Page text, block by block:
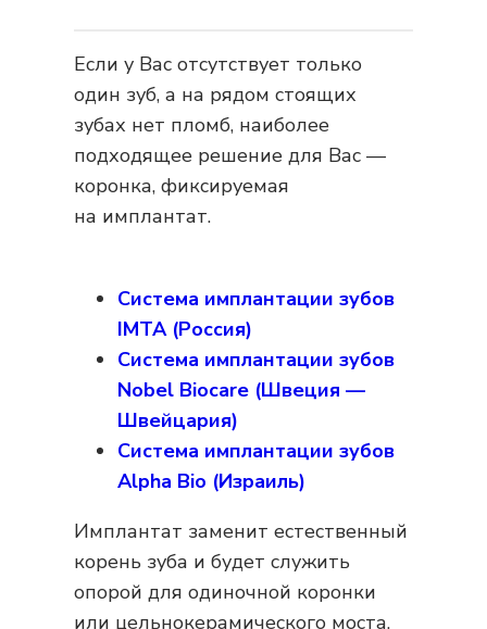
Если у Вас отсутствует только
один зуб, а на рядом стоящих
зубах нет пломб, наиболее
подходящее решение для Вас —
коронка, фиксируемая
на имплантат.
Система имплантации зубов
IMTA (Россия)
Система имплантации зубов
Nobel Biocare (Швеция —
Швейцария)
Система имплантации зубов
Alpha Bio (Израиль)
Имплантат заменит естественный
корень зуба и будет служить
опорой для одиночной коронки
или цельнокерамического моста.